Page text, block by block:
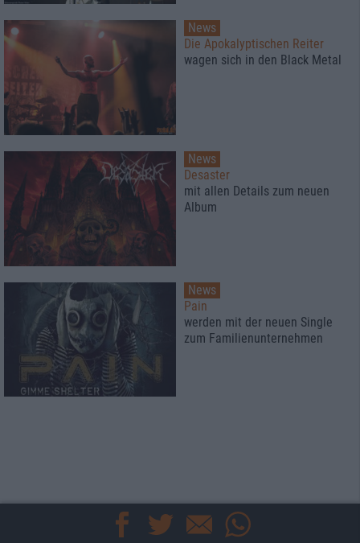
News
Die Apokalyptischen Reiter
wagen sich in den Black Metal
News
Desaster
mit allen Details zum neuen
Album
News
Pain
werden mit der neuen Single
zum Familienunternehmen